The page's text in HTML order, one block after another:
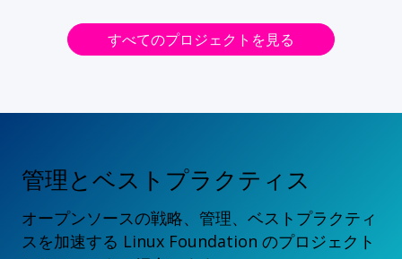
すべてのプロジェクトを見る
管理とベストプラクティス
オープンソースの戦略、管理、ベストプラクティ
スを加速する Linux Foundation のプロジェクト